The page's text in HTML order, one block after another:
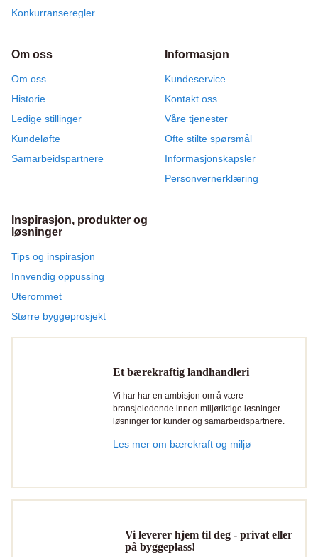
Konkurranseregler
Om oss
Om oss
Historie
Ledige stillinger
Kundeløfte
Samarbeidspartnere
Informasjon
Kundeservice
Kontakt oss
Våre tjenester
Ofte stilte spørsmål
Informasjonskapsler
Personvernerklæring
Inspirasjon, produkter og
løsninger
Tips og inspirasjon
Innvendig oppussing
Uterommet
Større byggeprosjekt
Et bærekraftig landhandleri
Vi har har en ambisjon om å være
bransjeledende innen miljøriktige løsninger
løsninger for kunder og samarbeidspartnere.
Les mer om bærekraft og miljø
Vi leverer hjem til deg - privat eller
på byggeplass!